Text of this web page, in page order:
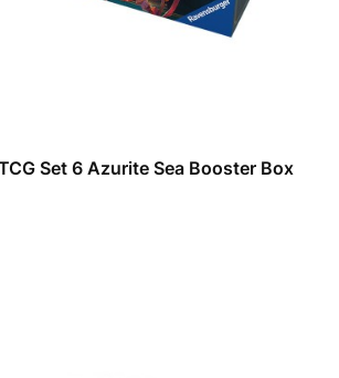
Set 6 Azurite Sea Booster Box